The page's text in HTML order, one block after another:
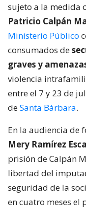
sujeto a la medida
Patricio Calpán
Ministerio Público
consumados de
graves y
violencia
entre el 7 y 23 de
deSanta Bárbara.
En la audiencia de
Mery Ramírez
prisión de Calpán
libertad del
seguridad de la
en cuatro meses el